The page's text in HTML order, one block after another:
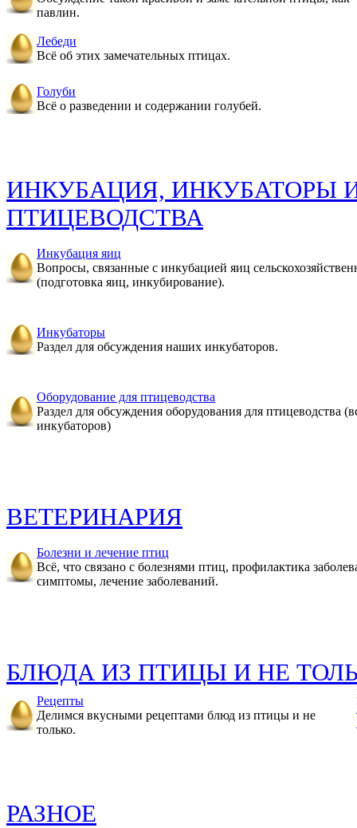
павлин.
Лебеди
Всё об этих замечательных птицах.
Голуби
Всё о разведении и содержании голубей.
ИНКУБАЦИЯ, ИНКУБАТОРЫ
ПТИЦЕВОДСТВА
Инкубация яиц
Вопросы, связанные с инкубацией яиц
(подготовка яиц, инкубирование).
Инкубаторы
Раздел для обсуждения наших инкубаторов.
Оборудование для птицеводства
Раздел для обсуждения оборудования для птицеводства
инкубаторов)
ВЕТЕРИНАРИЯ
Болезни и лечение птиц
Всё, что связано с болезнями птиц, профилактика
симптомы, лечение заболеваний.
БЛЮДА ИЗ ПТИЦЫ И НЕ
Рецепты
Делимся вкусными рецептами блюд из птицы и не
только.
РАЗНОЕ